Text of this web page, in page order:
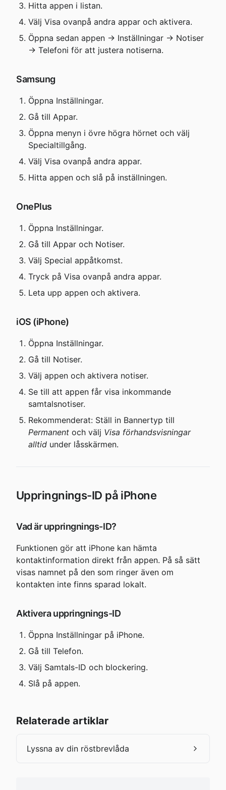
Hitta appen i listan.
Välj Visa ovanpå andra appar och aktivera.
Öppna sedan appen → Inställningar → Notiser
→ Telefoni för att justera notiserna.
Samsung
Öppna Inställningar.
Gå till Appar.
Öppna menyn i övre högra hörnet och välj
Specialtillgång.
Välj Visa ovanpå andra appar.
Hitta appen och slå på inställningen.
OnePlus
Öppna Inställningar.
Gå till Appar och Notiser.
Välj Special appåtkomst.
Tryck på Visa ovanpå andra appar.
Leta upp appen och aktivera.
iOS (iPhone)
Öppna Inställningar.
Gå till Notiser.
Välj appen och aktivera notiser.
Se till att appen får visa inkommande
samtalsnotiser.
Rekommenderat: Ställ in Bannertyp till
Permanent och välj Visa förhandsvisningar
alltid under låsskärmen.
Uppringnings-ID på iPhone
Vad är uppringnings-ID?
Funktionen gör att iPhone kan hämta
kontaktinformation direkt från appen. På så sätt
visas namnet på den som ringer även om
kontakten inte finns sparad lokalt.
Aktivera uppringnings-ID
Öppna Inställningar på iPhone.
Gå till Telefon.
Välj Samtals-ID och blockering.
Slå på appen.
Relaterade artiklar
Lyssna av din röstbrevlåda